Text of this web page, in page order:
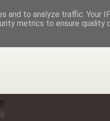
SZERZŐI JOGOK
to analyze traffic. Your
metrics to ensure quality